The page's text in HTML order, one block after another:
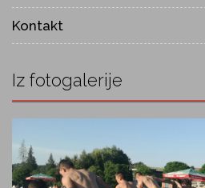
Kontakt
Iz fotogalerije